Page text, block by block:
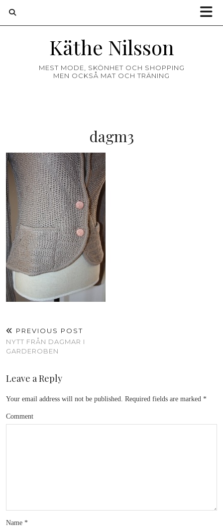
Käthe Nilsson
MEST MODE, SKÖNHET OCH SHOPPING
MEN OCKSÅ MAT OCH TRÄNING
dagm3
PREVIOUS POST
NYTT FRÅN DAGMAR I
GARDEROBEN
Leave a Reply
Your email address will not be published. Required fields are marked *
Comment
Name *